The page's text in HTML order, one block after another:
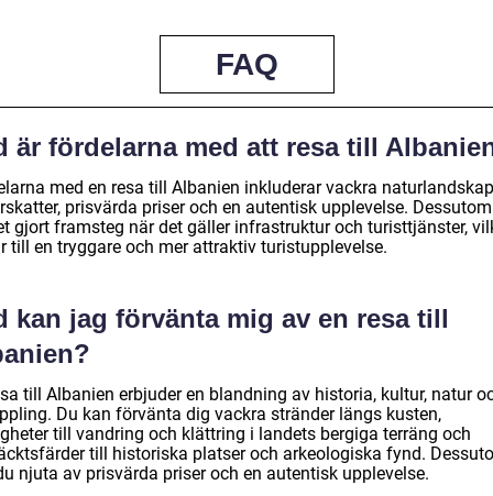
FAQ
är fördelarna med att resa till
med en resa till Albanien inkluderar vackra
prisvärda priser och en autentisk upplevelse.
gjort framsteg när det gäller infrastruktur och turisttjänster,
till en tryggare och mer attraktiv turistupplevelse.
kan jag förvänta mig av en resa till
till Albanien erbjuder en blandning av historia, kultur, natur
Du kan förvänta dig vackra stränder längs kusten,
till vandring och klättring i landets bergiga terräng och
till historiska platser och arkeologiska fynd.
njuta av prisvärda priser och en autentisk upplevelse.